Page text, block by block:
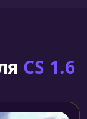
CS 1.6